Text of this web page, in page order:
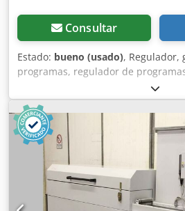
Consultar
Estado: bueno (usado), Regulador,
programas, regulador de
liquidación de almacén -Digitric P -
Número de serie: E11 S42 522 -
Hacko Alnsf -Dimensiones: 100/